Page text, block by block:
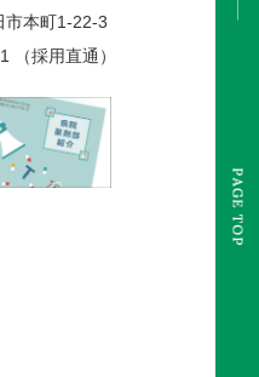
市本町1-22-3
（採用直通）